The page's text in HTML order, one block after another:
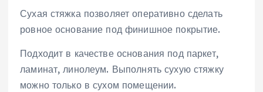
Сухая стяжка позволяет оперативно сделать
ровное основание под финишное покрытие.
Подходит в качестве основания под паркет,
ламинат, линолеум. Выполнять сухую стяжку
можно только в сухом помещении.